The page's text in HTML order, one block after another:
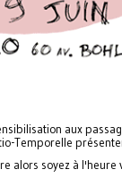
aux
Temporelle
alors soyez à l'heure